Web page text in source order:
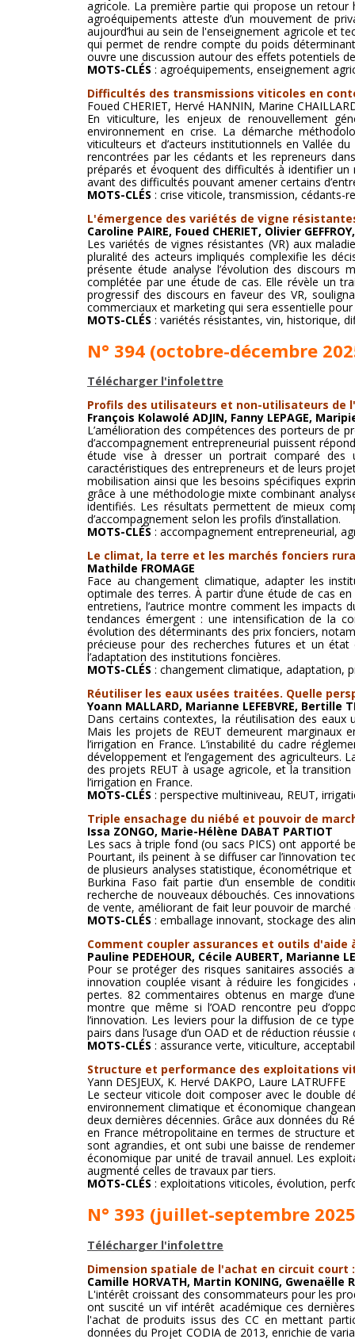
agricole. La première partie qui propose un
agroéquipements atteste d’un mouvement de
aujourd’hui au sein de l'enseignement agricole et
qui permet de rendre compte du poids
ouvre une discussion autour des effets potentiels
MOTS-CLÉS : agroéquipements, enseignement
Difficultés des transmissions viticoles en
Foued CHERIET, Hervé HANNIN, Marine
En viticulture, les enjeux de renouvellement
environnement en crise. La démarche
viticulteurs et d’acteurs institutionnels en Vallée
rencontrées par les cédants et les repreneurs
préparés et évoquent des difficultés à identifier
avant des difficultés pouvant amener certains
MOTS-CLÉS : crise viticole, transmission, cédants-
L'émergence des variétés de vigne
Caroline PAIRE, Foued CHERIET, Olivier
Les variétés de vignes résistantes (VR) aux
pluralité des acteurs impliqués complexifie les
présente étude analyse l’évolution des discours
complétée par une étude de cas. Elle révèle un
progressif des discours en faveur des VR,
commerciaux et marketing qui sera essentielle
MOTS-CLÉS : variétés résistantes, vin, historique,
N° 394 (octobre-décembre
Télécharger l'infolettre
Profils des utilisateurs et non-utilisateurs de
François Kolawolé ADJIN, Fanny LEPAGE,
L’amélioration des compétences des porteurs de
d’accompagnement entrepreneurial puissent
étude vise à dresser un portrait comparé des
caractéristiques des entrepreneurs et de leurs
mobilisation ainsi que les besoins spécifiques
grâce à une méthodologie mixte combinant
identifiés. Les résultats permettent de mieux
d’accompagnement selon les profils d’installation.
MOTS-CLÉS : accompagnement entrepreneurial,
Le climat, la terre et les marchés fonciers
Mathilde FROMAGE
Face au changement climatique, adapter les
optimale des terres. À partir d’une étude de cas
entretiens, l’autrice montre comment les impacts
tendances émergent : une intensification de la
évolution des déterminants des prix fonciers,
précieuse pour des recherches futures et un
l’adaptation des institutions foncières.
MOTS-CLÉS : changement climatique, adaptation,
Réutiliser les eaux usées traitées. Quelle
Yoann MALLARD, Marianne LEFEBVRE, Bertille
Dans certains contextes, la réutilisation des eaux
Mais les projets de REUT demeurent marginaux
l’irrigation en France. L’instabilité du cadre
développement et l’engagement des agriculteurs.
des projets REUT à usage agricole, et la
l’irrigation en France.
MOTS-CLÉS : perspective multiniveau, REUT,
Triple ensachage du niébé et pouvoir de
Issa ZONGO, Marie-Hélène DABAT PARTIOT
Les sacs à triple fond (ou sacs PICS) ont apporté
Pourtant, ils peinent à se diffuser car l’innovation
de plusieurs analyses statistique, économétrique
Burkina Faso fait partie d’un ensemble de
recherche de nouveaux débouchés. Ces
de vente, améliorant de fait leur pouvoir de
MOTS-CLÉS : emballage innovant, stockage des
Comment coupler assurances et outils
Pauline PEDEHOUR, Cécile AUBERT, Marianne
Pour se protéger des risques sanitaires associés
innovation couplée visant à réduire les
pertes. 82 commentaires obtenus en marge
montre que même si l’OAD rencontre peu
l’innovation. Les leviers pour la diffusion de ce
pairs dans l’usage d’un OAD et de réduction
MOTS-CLÉS : assurance verte, viticulture,
Structure et performance des exploitations
Yann DESJEUX, K. Hervé DAKPO, Laure LATRUFFE
Le secteur viticole doit composer avec le double
environnement climatique et économique
deux dernières décennies. Grâce aux données du
en France métropolitaine en termes de structure
sont agrandies, et ont subi une baisse de
économique par unité de travail annuel. Les
augmenté celles de travaux par tiers.
MOTS-CLÉS : exploitations viticoles, évolution,
N° 393 (juillet-septembre
Télécharger l'infolettre
Dimension spatiale de l'achat en circuit
Camille HORVATH, Martin KONING, Gwenaëlle
L'intérêt croissant des consommateurs pour les
ont suscité un vif intérêt académique ces
l'achat de produits issus des CC en mettant
données du Projet CODIA de 2013, enrichie de